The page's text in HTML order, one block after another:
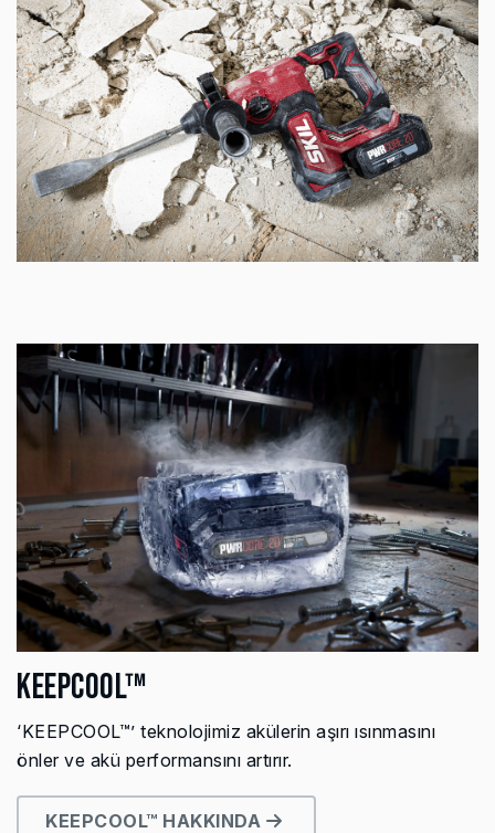
için kırıcı/delici freni; 3. Hafif keski işi için dönüş
durdurucu; 4. Maksimum hareket özgürlüğü için
serbest devir ile yapılan keski işi
İş parçasını daha iyi görmeniz ve iyi aydınlatılmamış
mekanlarda daha rahat çalışmanız için LED lamba
Kör delik delerken delme derinliğini önceden seçmek
için kolay ayarlanabilir derinlik ayarı
KEEPCOOL™
‘KEEPCOOL™’ teknolojimiz akülerin aşırı ısınmasını
önler ve akü performansını artırır.
KEEPCOOL™ HAKKINDA